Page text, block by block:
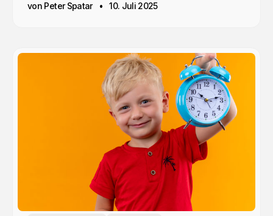
von Peter Spatar 10. Juli 2025